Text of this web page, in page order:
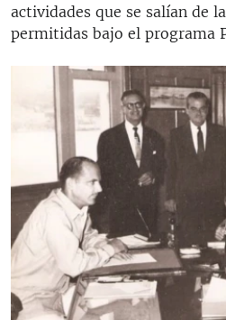
actividades que se salían de
permitidas bajo el programa